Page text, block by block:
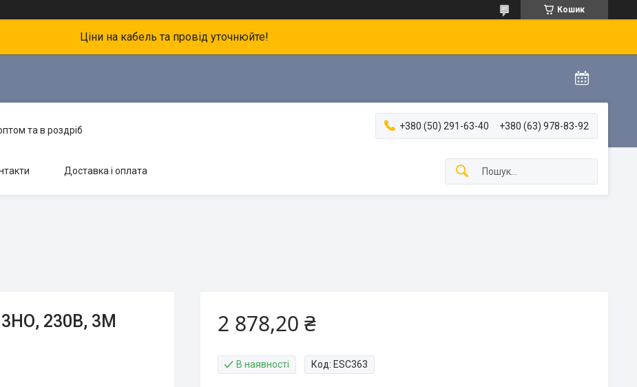
Кошик
Ціни на кабель та провід уточнюйте!
та в роздріб +380 (50) 291-63-40 +380 (63) 978-83-92
Доставка і оплата
230В, 3М
2 878,20 ₴
В наявності Код: ESC363